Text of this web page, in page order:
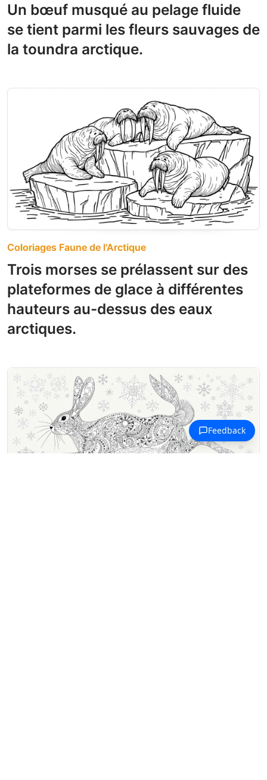
Un bœuf musqué au pelage fluide
se tient parmi les fleurs sauvages de
la toundra arctique.
Coloriages Faune de l'Arctique
Trois morses se prélassent sur des
plateformes de glace à différentes
hauteurs au-dessus des eaux
arctiques.